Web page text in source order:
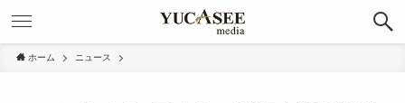
ホーム ニュース